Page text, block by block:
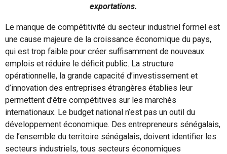
exportations.
Le manque de compétitivité du secteur industriel formel est
une cause majeure de la croissance économique du pays,
qui est trop faible pour créer suffisamment de nouveaux
emplois et réduire le déficit public. La structure
opérationnelle, la grande capacité d’investissement et
d’innovation des entreprises étrangères établies leur
permettent d’être compétitives sur les marchés
internationaux. Le budget national n’est pas un outil du
développement économique. Des entrepreneurs sénégalais,
de l’ensemble du territoire sénégalais, doivent identifier les
secteurs industriels, tous secteurs économiques